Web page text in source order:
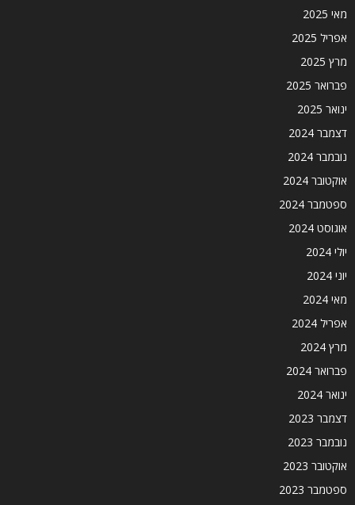
מאי 2025
אפריל 2025
מרץ 2025
פברואר 2025
ינואר 2025
דצמבר 2024
נובמבר 2024
אוקטובר 2024
ספטמבר 2024
אוגוסט 2024
יולי 2024
יוני 2024
מאי 2024
אפריל 2024
מרץ 2024
פברואר 2024
ינואר 2024
דצמבר 2023
נובמבר 2023
אוקטובר 2023
ספטמבר 2023